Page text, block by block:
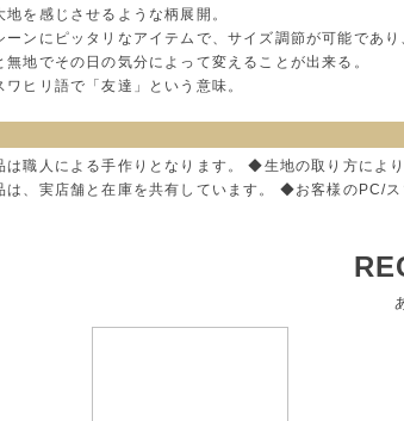
地を感じさせるような柄展開。
ーンにピッタリなアイテムで、サイズ調節が可能であり
無地でその日の気分によって変えることが出来る。
ワヒリ語で「友達」という意味。
は職人による手作りとなります。 ◆生地の取り方に
は、実店舗と在庫を共有しています。 ◆お客様のPC/